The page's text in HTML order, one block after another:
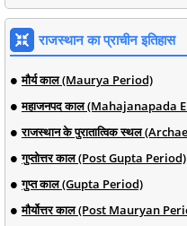
राजस्थान का प्राचीन इतिहास
मौर्य काल (Maurya Period)
महाजनपद काल (Mahajanapada
राजस्थान के पुरातात्विक स्थल
गुप्तोत्तर काल (Post Gupta Period)
गुप्त काल (Gupta Period)
मौर्योत्तर काल (Post Mauryan